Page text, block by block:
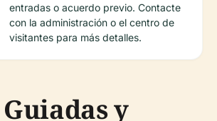
entradas o acuerdo previo. Contacte
con la administración o el centro de
visitantes para más detalles.
y